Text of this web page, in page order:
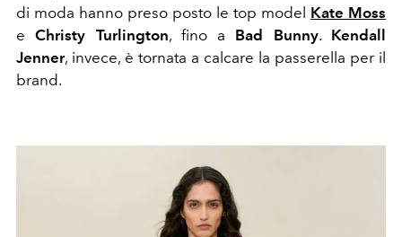
di moda hanno preso posto le top model Kate Moss
eChristy Turlington, fino a Bad Bunny. Kendall
Jenner, invece, è tornata a calcare la passerella per il
brand.